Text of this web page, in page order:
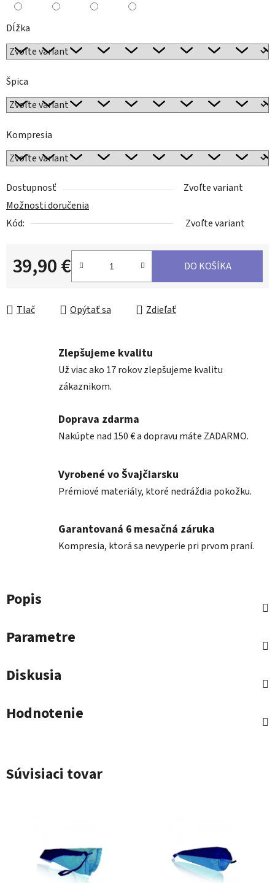
Dĺžka
Špica
Kompresia
Dostupnosť
Zvoľte variant
Možnosti doručenia
Kód:
Zvoľte variant
39,90 €
Jednotková cena:
DO KOŠÍKA
Tlač Opýtať sa Zdieľať
Zlepšujeme kvalitu
Už viac ako 17 rokov zlepšujeme kvalitu
zákaznikom.
Doprava zdarma
Nakúpte nad 150 € a dopravu máte ZADARMO.
Vyrobené vo Švajčiarsku
Prémiové materiály, ktoré nedráždia pokožku.
Garantovaná 6 mesačná záruka
Kompresia, ktorá sa nevyperie pri prvom praní.
Popis
Parametre
Diskusia
Hodnotenie
Súvisiaci tovar